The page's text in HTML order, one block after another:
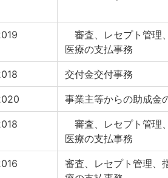
審査、レセプト管理
医療の支払事務
交付金交付事務
事業主等からの助成金
審査、レセプト管理
医療の支払事務
審査、レセプト管理、